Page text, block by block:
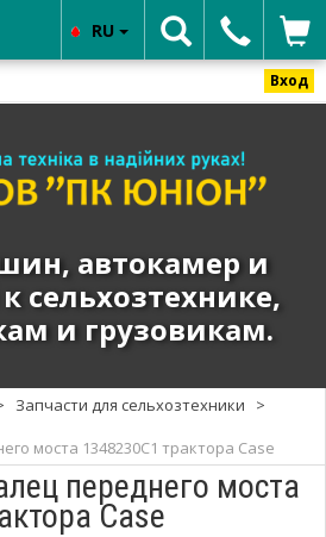
Вход
автокамер и
сельхозтехнике,
и грузовикам.
RU
Запчасти для сельхозтехники
>
моста 1348230C1 трактора Case
переднего моста
Case